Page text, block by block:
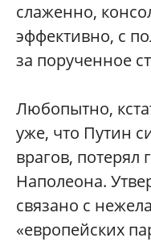
слаженно,
эффективно, с
за порученное
Любопытно,
уже, что Путин
врагов, потерял
Наполеона.
связано с
«европейских